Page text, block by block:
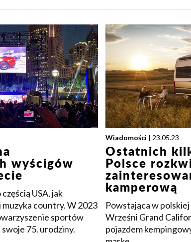
wyścigów
USA, jak
country. W 2023
sportów
75. urodziny.
Wiadomości | 23.05.23
Ostatnich
Polsce
kamperową
Powstająca w
Wrześni Grand
pojazdem